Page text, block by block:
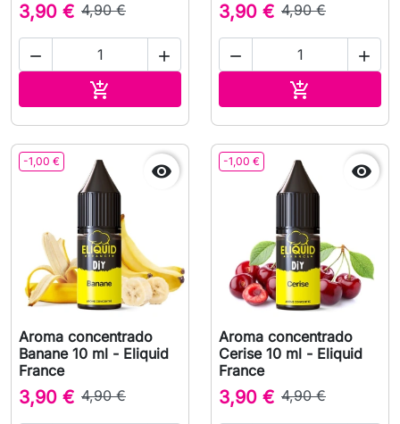
3,90 € 4,90 €
 

3,90 € 4,90 €
 

-1,00 € 
Aroma concentrado
Banane 10 ml - Eliquid
France
3,90 € 4,90 €
-1,00 € 
Aroma concentrado
Cerise 10 ml - Eliquid
France
3,90 € 4,90 €